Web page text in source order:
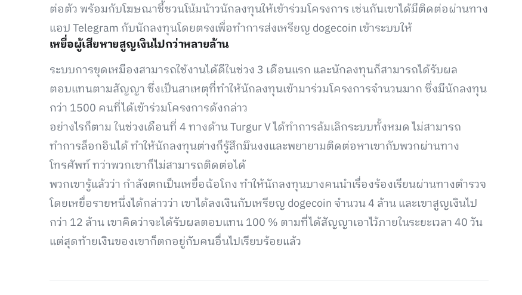
ต่อตัว พร้อมกับโฆษณาชี้ชวนโน้มน้าวนักลงทุนให้เข้าร่วมโครงการ เช่นกันเขาได้มีติดต่อผ่านทาง
แอป Telegram กับนักลงทุนโดยตรงเพื่อทำการส่งเหรียญ dogecoin เข้าระบบให้
เหยื่อผู้เสียหายสูญเงินไปกว่าหลายล้าน
ระบบการขุดเหมืองสามารถใช้งานได้ดีในช่วง 3 เดือนแรก และนักลงทุนก็สามารถได้รับผล
ตอบแทนตามสัญญา ซึ่งเป็นสาเหตุที่ทำให้นักลงทุนเข้ามาร่วมโครงการจำนวนมาก ซึ่งมีนักลงทุน
กว่า 1500 คนที่ได้เข้าร่วมโครงการดังกล่าว
อย่างไรก็ตาม ในช่วงเดือนที่ 4 ทางด้าน Turgur V ได้ทำการล้มเลิกระบบทั้งหมด ไม่สามารถ
ทำการล็อกอินได้ ทำให้นักลงทุนต่างก็รู้สึกมึนงงและพยายามติดต่อหาเขากับพวกผ่านทาง
โทรศัพท์ ทว่าพวกเขาก็ไม่สามารถติดต่อได้
พวกเขารู้แล้วว่า กำลังตกเป็นเหยื่อฉ้อโกง ทำให้นักลงทุนบางคนนำเรื่องร้องเรียนผ่านทางตำรวจ
โดยเหยื่อรายหนึ่งได้กล่าวว่า เขาได้ลงเงินกับเหรียญ dogecoin จำนวน 4 ล้าน และเขาสูญเงินไป
กว่า 12 ล้าน เขาคิดว่าจะได้รับผลตอบแทน 100 % ตามที่ได้สัญญาเอาไว้ภายในระยะเวลา 40 วัน
แต่สุดท้ายเงินของเขาก็ตกอยู่กับคนอื่นไปเรียบร้อยแล้ว